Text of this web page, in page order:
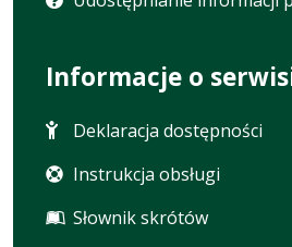
Informacje o
Deklaracja dostępności
Instrukcja obsługi
Słownik skrótów